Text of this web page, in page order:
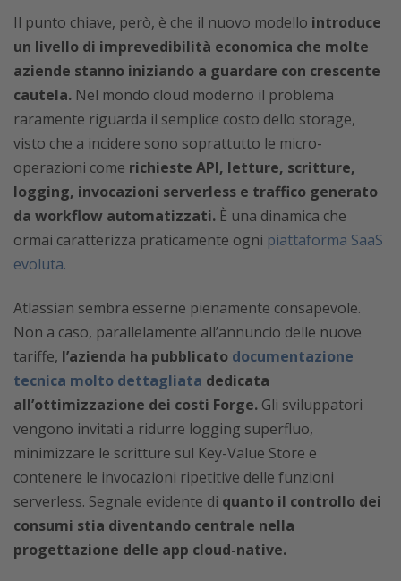
Il punto chiave, però, è che il nuovo modello introduce
un livello di imprevedibilità economica che molte
aziende stanno iniziando a guardare con crescente
cautela. Nel mondo cloud moderno il problema
raramente riguarda il semplice costo dello storage,
visto che a incidere sono soprattutto le micro-
operazioni come richieste API, letture, scritture,
logging, invocazioni serverless e traffico generato
da workflow automatizzati. È una dinamica che
ormai caratterizza praticamente ogni piattaforma SaaS
evoluta.
Atlassian sembra esserne pienamente consapevole.
Non a caso, parallelamente all’annuncio delle nuove
tariffe, l’azienda ha pubblicato documentazione
tecnica molto dettagliata dedicata
all’ottimizzazione dei costi Forge. Gli sviluppatori
vengono invitati a ridurre logging superfluo,
minimizzare le scritture sul Key-Value Store e
contenere le invocazioni ripetitive delle funzioni
serverless. Segnale evidente di quanto il controllo dei
consumi stia diventando centrale nella
progettazione delle app cloud-native.